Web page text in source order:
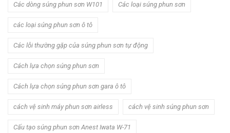
Các dòng súng phun sơn W101 Các loại súng phun sơn
các loại súng phun sơn ô tô
Các lỗi thường gặp của súng phun sơn tự động
Cách lựa chọn súng phun sơn
Cách lựa chọn súng phun sơn gara ô tô
cách vệ sinh máy phun sơn airless cách vệ sinh súng phun sơn
Cấu tạo súng phun sơn Anest Iwata W-71